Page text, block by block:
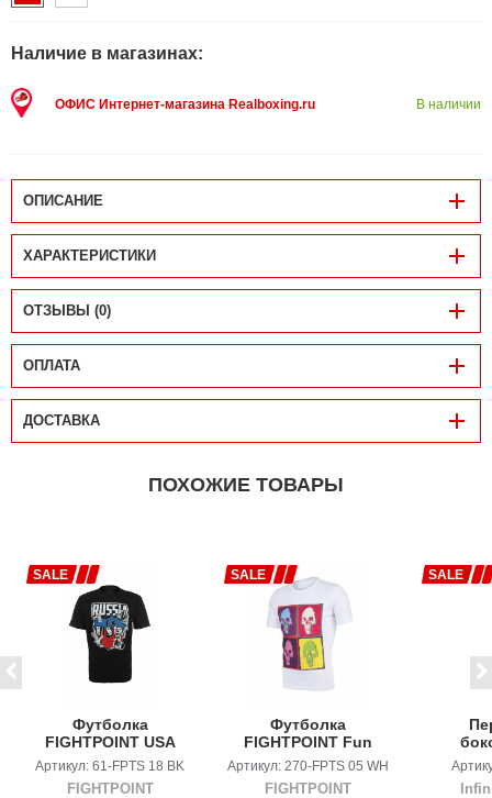
Наличие в магазинах:
ОФИС Интернет-магазина Realboxing.ru В наличии
ОПИСАНИЕ
ХАРАКТЕРИСТИКИ
ОТЗЫВЫ (0)
ОПЛАТА
ДОСТАВКА
ПОХОЖИЕ ТОВАРЫ
SALE
Футболка
FIGHTPOINT USA
vs Russia
Артикул: 61-FPTS 18 BK
FIGHTPOINT
SALE
Футболка
FIGHTPOINT Fun
Skull
Артикул: 270-FPTS 05 WH
FIGHTPOINT
SALE